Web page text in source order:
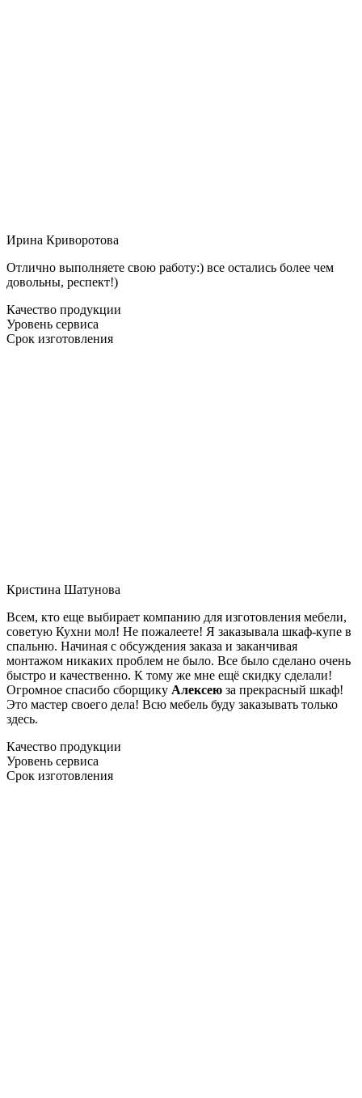
Ирина Криворотова
Отлично выполняете свою работу:) все остались более чем
довольны, респект!)
Качество продукции
Уровень сервиса
Срок изготовления
Кристина Шатунова
Всем, кто еще выбирает компанию для изготовления мебели,
советую Кухни мол! Не пожалеете! Я заказывала шкаф-купе в
спальню. Начиная с обсуждения заказа и заканчивая
монтажом никаких проблем не было. Все было сделано очень
быстро и качественно. К тому же мне ещё скидку сделали!
Огромное спасибо сборщику Алексею за прекрасный шкаф!
Это мастер своего дела! Всю мебель буду заказывать только
здесь.
Качество продукции
Уровень сервиса
Срок изготовления